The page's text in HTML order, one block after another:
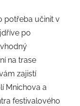
potřeba učinit v
po
na trase
zajistí
Mnichova a
festivalového